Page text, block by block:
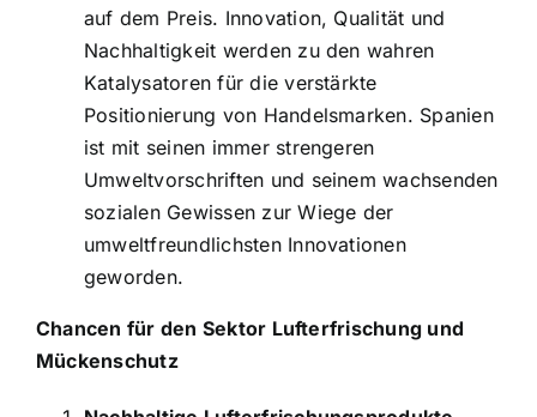
auf dem Preis. Innovation, Qualität und
Nachhaltigkeit werden zu den wahren
Katalysatoren für die verstärkte
Positionierung von Handelsmarken. Spanien
ist mit seinen immer strengeren
Umweltvorschriften und seinem wachsenden
sozialen Gewissen zur Wiege der
umweltfreundlichsten Innovationen
geworden.
Chancen für den Sektor Lufterfrischung und
Mückenschutz